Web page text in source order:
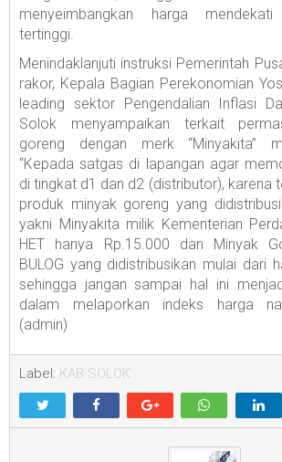
menyeimbangkan harga
tertinggi.
Menindaklanjuti instruksi Pemerintah
rakor, Kepala Bagian Perekonomian
leading sektor Pengendalian Inflasi
Solok menyampaikan terkait
goreng dengan merk “Minyakita”
“Kepada satgas di lapangan agar
di tingkat d1 dan d2 (distributor), karena
produk minyak goreng yang
yakni Minyakita milik Kementerian
HET hanya Rp.15.000 dan Minyak
BULOG yang didistribusikan mulai dari
sehingga jangan sampai hal ini
dalam melaporkan indeks harga
(admin)
Label: KAB.SOLOK